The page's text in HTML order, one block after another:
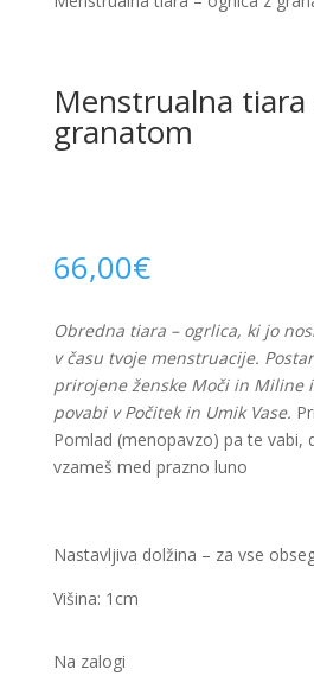
Menstrualna tiara
granatom
66,00€
Obredna tiara – ogrlica, ki jo
v času tvoje menstruacije.
prirojene ženske Moči in Miline
povabi v Počitek in Umik Vase.
Pomlad (menopavzo) pa te vabi,
vzameš med prazno luno
Nastavljiva dolžina – za vse
Višina: 1cm
Na zalogi